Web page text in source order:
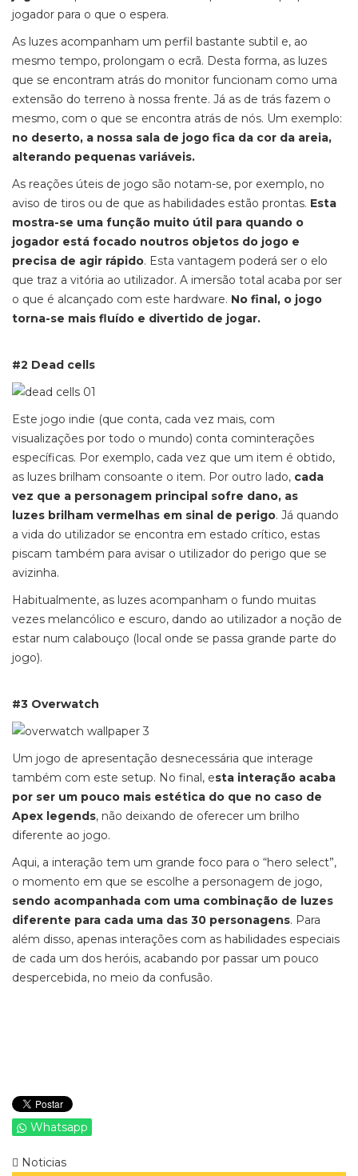
jogador para o que o espera.
As luzes acompanham um perfil bastante subtil e, ao
mesmo tempo, prolongam o ecrã. Desta forma, as luzes
que se encontram atrás do monitor funcionam como uma
extensão do terreno à nossa frente. Já as de trás fazem o
mesmo, com o que se encontra atrás de nós. Um exemplo:
no deserto, a nossa sala de jogo fica da cor da areia,
alterando pequenas variáveis.
As reações úteis de jogo são notam-se, por exemplo, no
aviso de tiros ou de que as habilidades estão prontas. Esta
mostra-se uma função muito útil para quando o
jogador está focado noutros objetos do jogo e
precisa de agir rápido. Esta vantagem poderá ser o elo
que traz a vitória ao utilizador. A imersão total acaba por ser
o que é alcançado com este hardware. No final, o jogo
torna-se mais fluído e divertido de jogar.
#2 Dead cells
Este jogo indie (que conta, cada vez mais, com
visualizações por todo o mundo) conta cominterações
específicas. Por exemplo, cada vez que um item é obtido,
as luzes brilham consoante o item. Por outro lado, cada
vez que a personagem principal sofre dano, as
luzes brilham vermelhas em sinal de perigo. Já quando
a vida do utilizador se encontra em estado crítico, estas
piscam também para avisar o utilizador do perigo que se
avizinha.
Habitualmente, as luzes acompanham o fundo muitas
vezes melancólico e escuro, dando ao utilizador a noção de
estar num calabouço (local onde se passa grande parte do
jogo).
#3 Overwatch
Um jogo de apresentação desnecessária que interage
também com este setup. No final, esta interação acaba
por ser um pouco mais estética do que no caso de
Apex legends, não deixando de oferecer um brilho
diferente ao jogo.
Aqui, a interação tem um grande foco para o “hero select”,
o momento em que se escolhe a personagem de jogo,
sendo acompanhada com uma combinação de luzes
diferente para cada uma das 30 personagens. Para
além disso, apenas interações com as habilidades especiais
de cada um dos heróis, acabando por passar um pouco
despercebida, no meio da confusão.
Whatsapp
Noticias